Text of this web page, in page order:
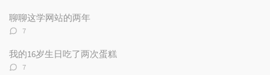
数：
聊聊这学网站的两年
评
数：
7
我的16岁生日吃了两次蛋糕
评
7